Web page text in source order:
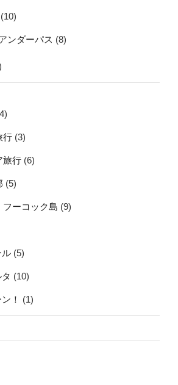
(10)
ンダーパス (8)
行 (3)
旅行 (6)
(5)
フーコック島 (9)
ル (5)
(10)
！ (1)